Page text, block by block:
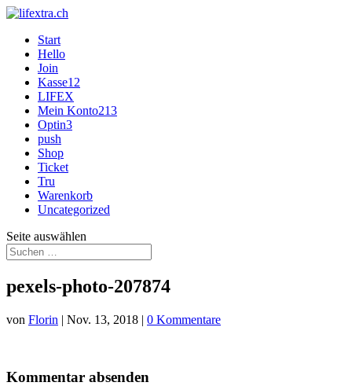
Start
Hello
Join
Kasse12
LIFEX
Mein Konto213
Optin3
push
Shop
Ticket
Tru
Warenkorb
Uncategorized
Seite auswählen
pexels-photo-207874
von Florin | Nov. 13, 2018 | 0 Kommentare
Kommentar absenden